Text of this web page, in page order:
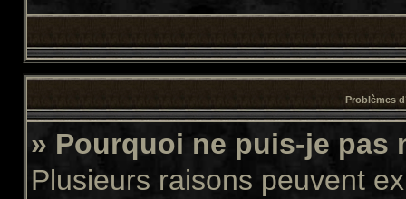
Problèmes
» Pourquoi ne puis-je pas
Plusieurs raisons peuvent